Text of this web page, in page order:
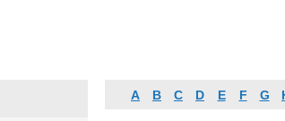
A B C D E F G